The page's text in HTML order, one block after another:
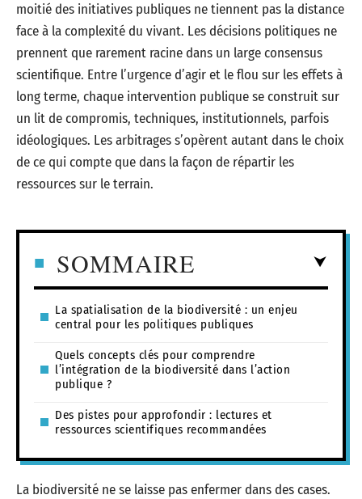
moitié des initiatives publiques ne tiennent pas la distance
face à la complexité du vivant. Les décisions politiques ne
prennent que rarement racine dans un large consensus
scientifique. Entre l’urgence d’agir et le flou sur les effets à
long terme, chaque intervention publique se construit sur
un lit de compromis, techniques, institutionnels, parfois
idéologiques. Les arbitrages s’opèrent autant dans le choix
de ce qui compte que dans la façon de répartir les
ressources sur le terrain.
SOMMAIRE
La spatialisation de la biodiversité : un enjeu
central pour les politiques publiques
Quels concepts clés pour comprendre
l’intégration de la biodiversité dans l’action
publique ?
Des pistes pour approfondir : lectures et
ressources scientifiques recommandées
La biodiversité ne se laisse pas enfermer dans des cases.